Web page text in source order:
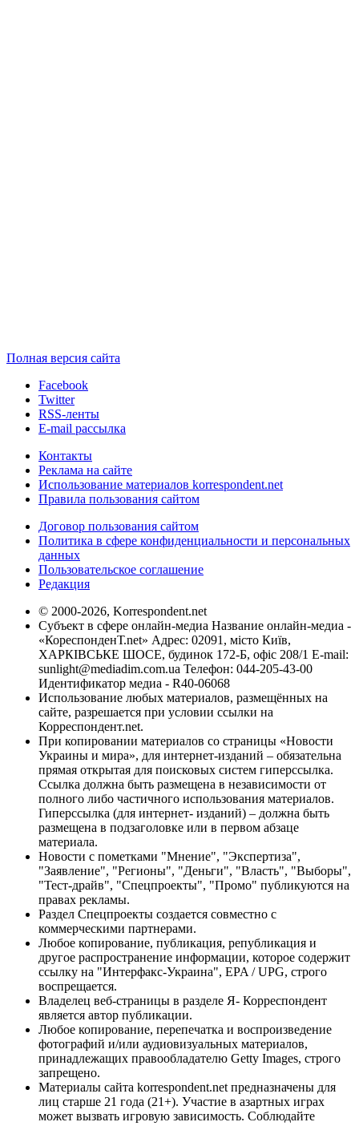
Полная версия сайта
Facebook
Twitter
RSS-ленты
E-mail рассылка
Контакты
Реклама на сайте
Использование материалов korrespondent.net
Правила пользования сайтом
Договор пользования сайтом
Политика в сфере конфиденциальности и персональных
данных
Пользовательское соглашение
Редакция
© 2000-2026, Korrespondent.net
Субъект в сфере онлайн-медиа Название онлайн-медиа -
«КореспонденТ.net» Адрес: 02091, місто Київ,
ХАРКІВСЬКЕ ШОСЕ, будинок 172-Б, офіс 208/1 E-mail:
sunlight@mediadim.com.ua Телефон: 044-205-43-00
Идентификатор медиа - R40-06068
Использование любых материалов, размещённых на
сайте, разрешается при условии ссылки на
Корреспондент.net.
При копировании материалов со страницы «Новости
Украины и мира», для интернет-изданий – обязательна
прямая открытая для поисковых систем гиперссылка.
Ссылка должна быть размещена в независимости от
полного либо частичного использования материалов.
Гиперссылка (для интернет- изданий) – должна быть
размещена в подзаголовке или в первом абзаце
материала.
Новости с пометками "Мнение", "Экспертиза",
"Заявление", "Регионы", "Деньги", "Власть", "Выборы",
"Тест-драйв", "Спецпроекты", "Промо" публикуются на
правах рекламы.
Раздел Спецпроекты создается совместно с
коммерческими партнерами.
Любое копирование, публикация, републикация и
другое распространение информации, которое содержит
ссылку на "Интерфакс-Украина", EPA / UPG, строго
воспрещается.
Владелец веб-страницы в разделе Я- Корреспондент
является автор публикации.
Любое копирование, перепечатка и воспроизведение
фотографий и/или аудиовизуальных материалов,
принадлежащих правообладателю Getty Images, строго
запрещено.
Материалы сайта korrespondent.net предназначены для
лиц старше 21 года (21+). Участие в азартных играх
может вызвать игровую зависимость. Соблюдайте